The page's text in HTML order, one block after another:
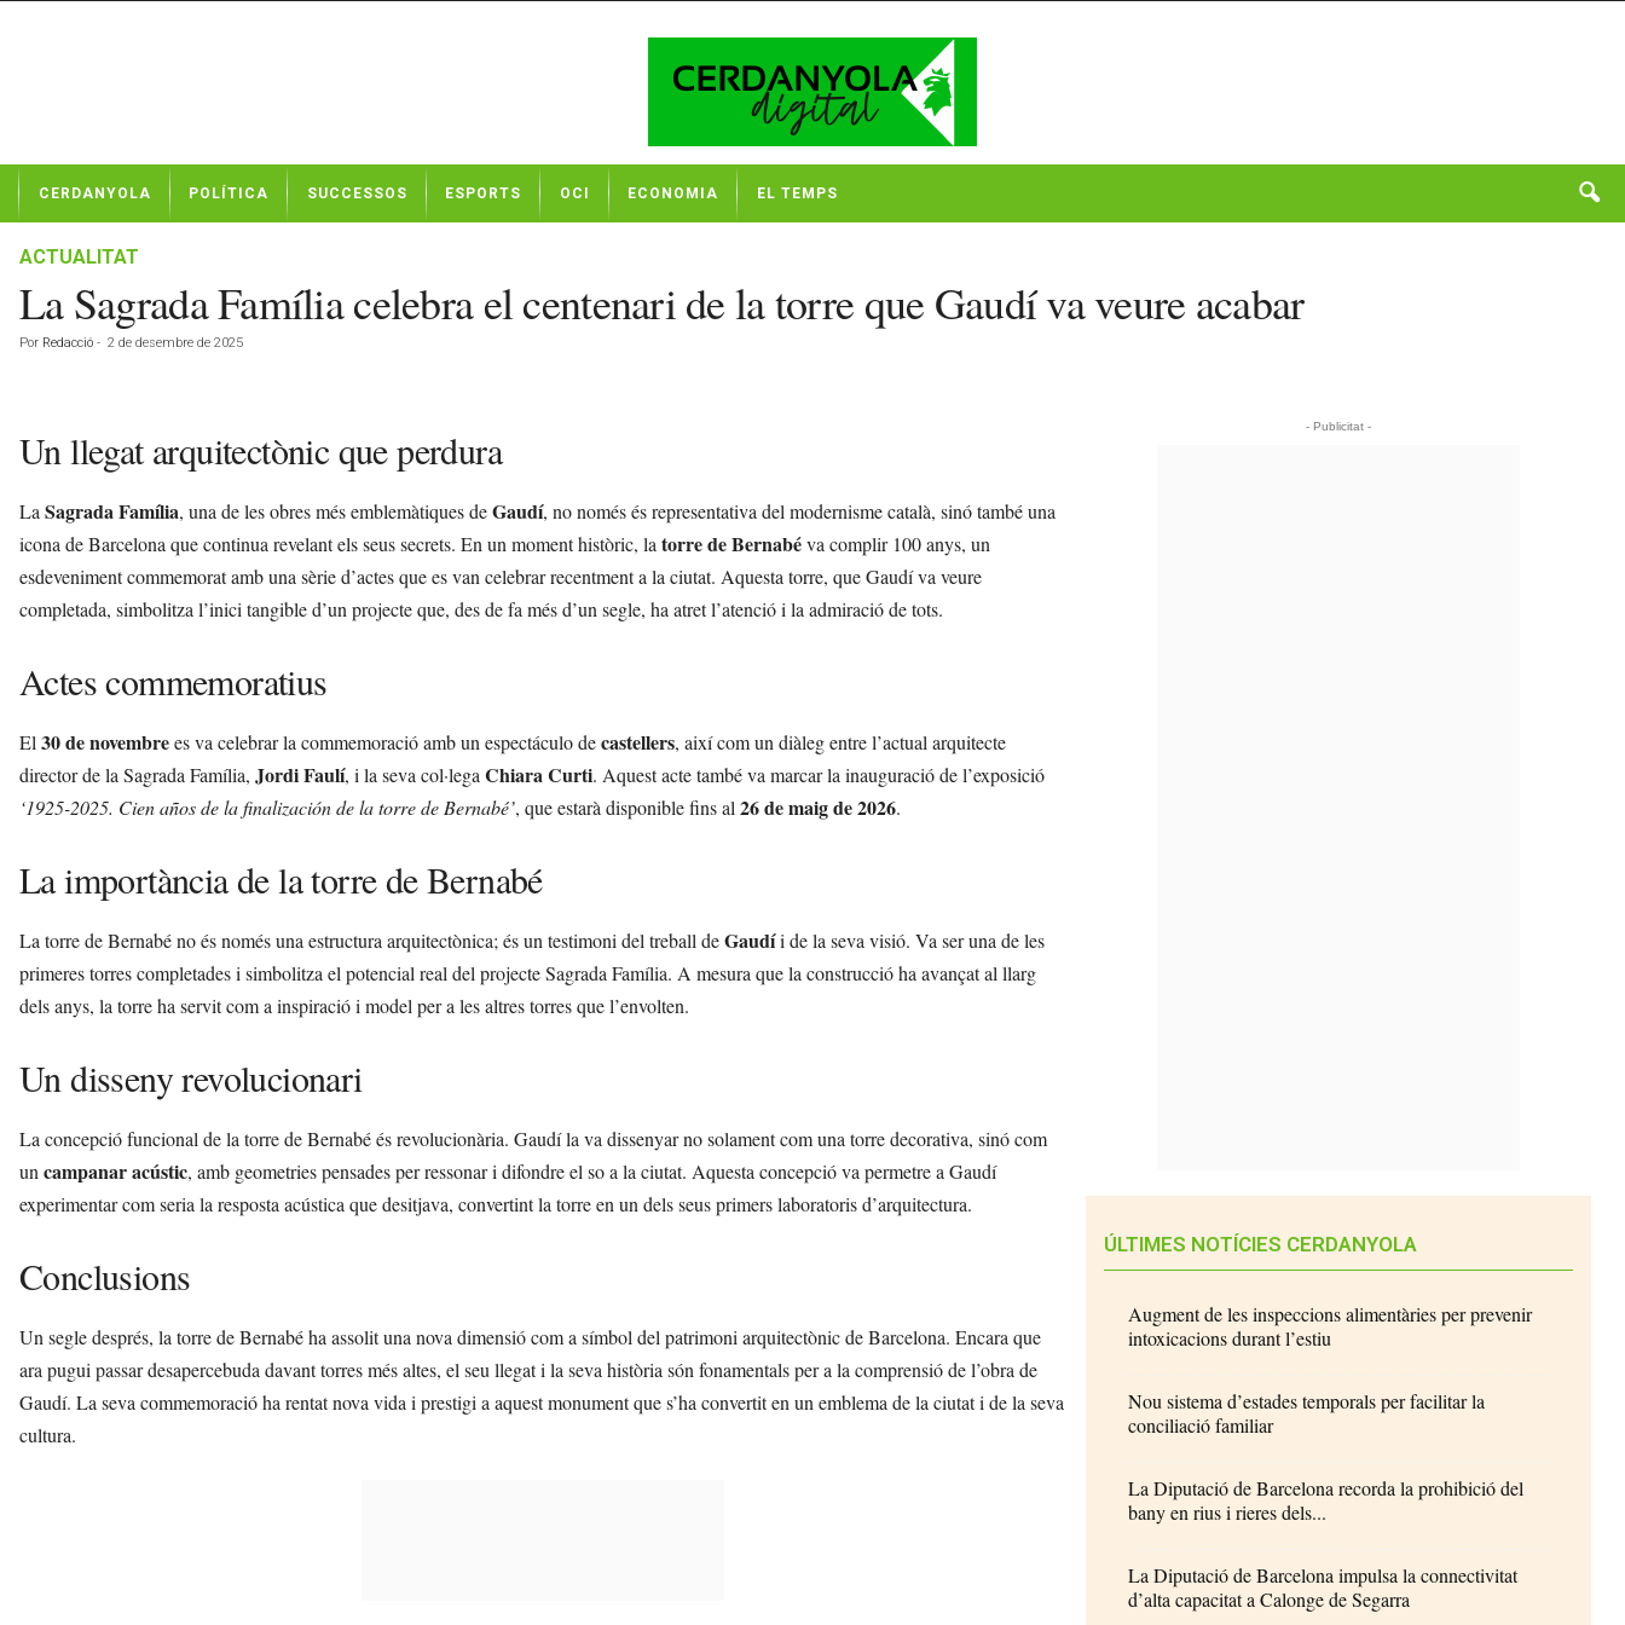
t
CERDANYOLA POLÍTICA SUCCESSOS ESPORTS OCI ECONOMIA EL TEMPS
ACTUALITAT
La Sagrada Família celebra el centenari de la torre que Gaudí va veure acabar
Por Redacció - 2 de desembre de 2025
Un llegat arquitectònic que perdura
La Sagrada Família, una de les obres més emblemàtiques deGaudí, no només és representativa del modernisme català, sinó també una
icona de Barcelona que continua revelant els seus secrets. En un moment històric, la torre de Bernabéva complir 100 anys, un
esdeveniment commemorat amb una sèrie d’actes que es van celebrar recentment a la ciutat. Aquesta torre, que Gaudí va veure
completada, simbolitza l’inici tangible d’un projecte que, des de fa més d’un segle, ha atret l’atenció i la admiració de tots.
Actes commemoratius
El 30 de novembrees va celebrar la commemoració amb un espectáculo decastellers, així com un diàleg entre l’actual arquitecte
director de la Sagrada Família, Jordi Faulí, i la seva col·lega Chiara Curti. Aquest acte també va marcar la inauguració de l’exposició
‘1925-2025. Cien años de la finalización de la torre de Bernabé’, que estarà disponible fins al 26 de maig de 2026.
La importància de la torre de Bernabé
La torre de Bernabé no és només una estructura arquitectònica; és un testimoni del treball deGaudíi de la seva visió. Va ser una de les
primeres torres completades i simbolitza el potencial real del projecte Sagrada Família. A mesura que la construcció ha avançat al llarg
dels anys, la torre ha servit com a inspiració i model per a les altres torres que l’envolten.
Un disseny revolucionari
La concepció funcional de la torre de Bernabé és revolucionària. Gaudí la va dissenyar no solament com una torre decorativa, sinó com
un campanar acústic, amb geometries pensades per ressonar i difondre el so a la ciutat. Aquesta concepció va permetre a Gaudí
experimentar com seria la resposta acústica que desitjava, convertint la torre en un dels seus primers laboratoris d’arquitectura.
Conclusions
Un segle després, la torre de Bernabé ha assolit una nova dimensió com a símbol del patrimoni arquitectònic de Barcelona. Encara que
ara pugui passar desapercebuda davant torres més altes, el seu llegat i la seva història són fonamentals per a la comprensió de l’obra de
Gaudí. La seva commemoració ha rentat nova vida i prestigi a aquest monument que s’ha convertit en un emblema de la ciutat i de la seva
cultura.
- Publicitat -
ÚLTIMES NOTÍCIES CERDANYOLA
Augment de les inspeccions alimentàries per prevenir
intoxicacions durant l’estiu
Nou sistema d’estades temporals per facilitar la
conciliació familiar
La Diputació de Barcelona recorda la prohibició del
bany en rius i rieres dels...
La Diputació de Barcelona impulsa la connectivitat
d’alta capacitat a Calonge de Segarra